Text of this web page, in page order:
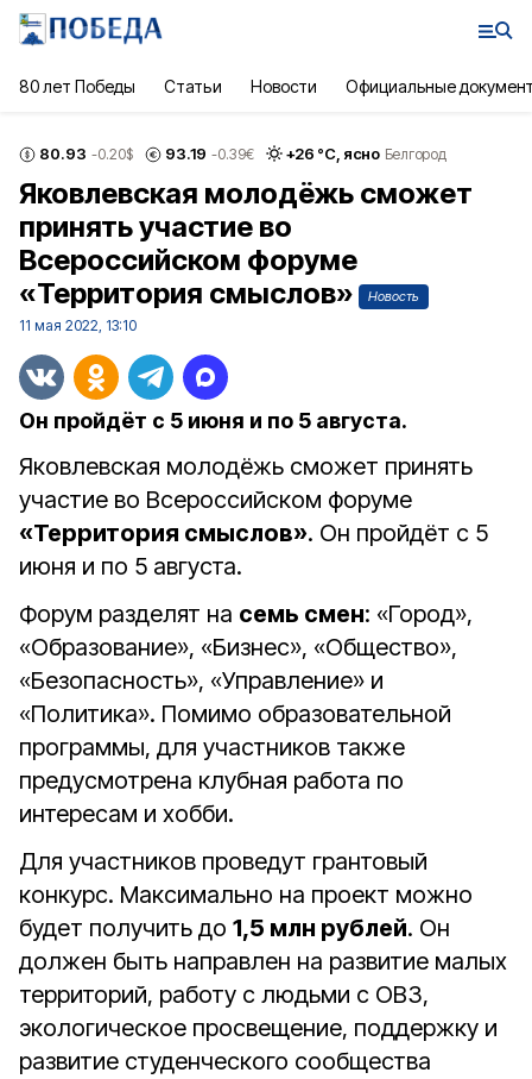
80 лет Победы Статьи Новости Официальные
80.93 -0.20$ 93.19 -0.39€ +26 °С, ясно Белгород
Яковлевская молодёжь сможет
принять участие во
Всероссийском форуме
«Территория смыслов»
Новость
11 мая 2022, 13:10
Он пройдёт с 5 июня и по 5 августа.
Яковлевская молодёжь сможет принять
участие во Всероссийском форуме
«Территория смыслов». Он пройдёт с 5
июня и по 5 августа.
Форум разделят на семь смен: «Город»,
«Образование», «Бизнес», «Общество»,
«Безопасность», «Управление» и
«Политика». Помимо образовательной
программы, для участников также
предусмотрена клубная работа по
интересам и хобби.
Для участников проведут грантовый
конкурс. Максимально на проект можно
будет получить до 1,5 млн рублей. Он
должен быть направлен на развитие малых
территорий, работу с людьми с ОВЗ,
экологическое просвещение, поддержку и
развитие студенческого сообщества